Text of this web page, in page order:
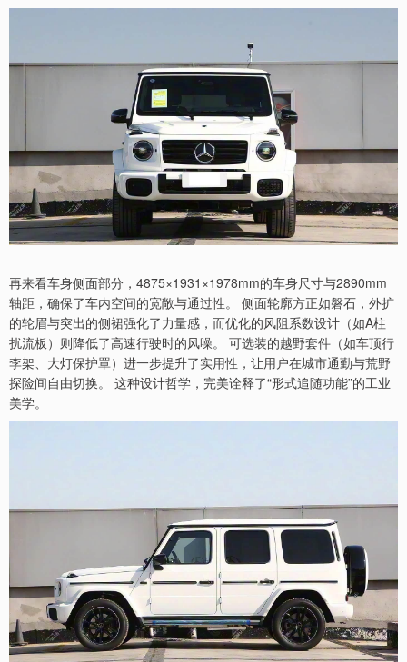
再来看车身侧面部分，4875×1931×1978mm的车身尺寸与2890mm
轴距，确保了车内空间的宽敞与通过性。 侧面轮廓方正如磐石，外扩
的轮眉与突出的侧裙强化了力量感，而优化的风阻系数设计（如A柱
扰流板）则降低了高速行驶时的风噪。 可选装的越野套件（如车顶行
李架、大灯保护罩）进一步提升了实用性，让用户在城市通勤与荒野
探险间自由切换。 这种设计哲学，完美诠释了“形式追随功能”的工业
美学。